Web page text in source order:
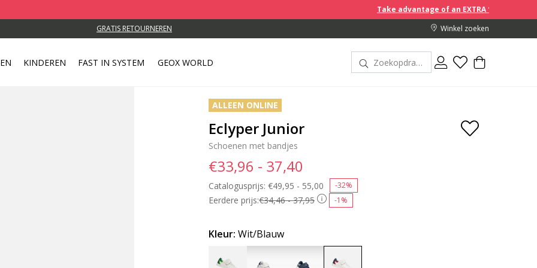
Take advantage of an EXTRA 10% off discount prices
GRATIS RETOURNEREN Winkel zoeken
KINDEREN FAST IN SYSTEM GEOX WORLD
ALLEEN ONLINE
Eclyper Junior
Schoenen met bandjes
€33,96 - 37,40
Catalogusprijs: Price reduced from
€49,95 - 55,00 -32%
Eerdere prijs:€34,46 - 37,95 -1%
Kleur: Wit/Blauw